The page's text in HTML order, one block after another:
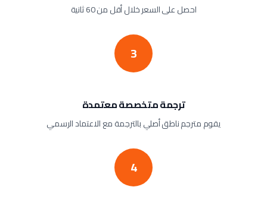
احصل على السعر خلال أقل من 60 ثانية
3
ترجمة متخصصة معتمدة
يقوم مترجم ناطق أصلي بالترجمة مع الاعتماد الرسمي
4